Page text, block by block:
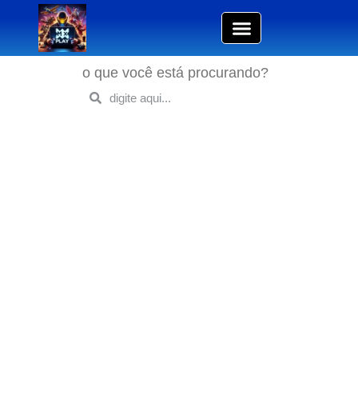
o que você está procurando?